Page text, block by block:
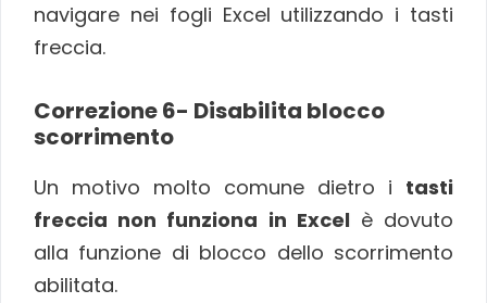
navigare nei fogli Excel utilizzando i tasti
freccia.
Correzione 6- Disabilita blocco
scorrimento
Un motivo molto comune dietro i tasti
freccia non funziona in Excelè dovuto
alla funzione di blocco dello scorrimento
abilitata.